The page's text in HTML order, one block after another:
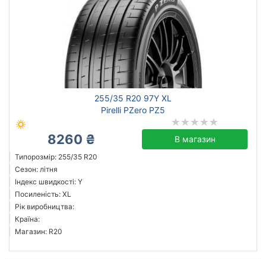
255/35 R20 97Y XL
Pirelli PZero PZ5
8260 ₴ В магазин
Типорозмір: 255/35 R20
Сезон: літня
Індекс швидкості: Y
Посиленість: XL
Рік виробництва:
Країна:
Магазин: R20